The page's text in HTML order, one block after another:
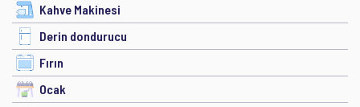
Kahve Makinesi
Derin dondurucu
Fırın
Ocak